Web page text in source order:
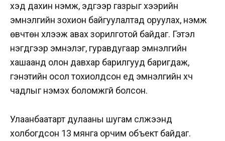
хэд дахин нэмж, эдгээр газрыг хээрийн
эмнэлгийн зохион байгуулалтад оруулах, нэмж
өвчтөн хүлээж авах зорилготой байдаг. Гэтэл
нэгдүгээр эмнэлэг, гуравдугаар эмнэлгийн
хашаанд олон давхар барилгууд баригдаж,
гэнэтийн осол тохиолдсон үед эмнэлгийн хүч
чадлыг нэмэх боломжгүй болсон.
Улаанбаатарт дулааны шугам сүлжээнд
холбогдсон 13 мянга орчим объект байдаг.